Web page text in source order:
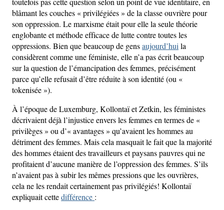
blâmant les couches « privilégiées » de la classe ouvrière pour
son oppression. Le marxisme était pour elle la seule théorie
englobante et méthode efficace de lutte contre toutes les
oppressions. Bien que beaucoup de gensaujourd’huila
considèrent comme une féministe, elle n’a pas écrit beaucoup
sur la question de l’émancipation des femmes, précisément
parce qu’elle refusait d’être réduite à son identité (ou «
tokenisée »).
À l’époque de Luxemburg, Kollontaï et Zetkin, les féministes
décrivaient déjà l’injustice envers les femmes en termes de «
privilèges » ou d’« avantages » qu’avaient les hommes au
détriment des femmes. Mais cela masquait le fait que la majorité
des hommes étaient des travailleurs et paysans pauvres qui ne
profitaient d’aucune manière de l’oppression des femmes. S’ils
n’avaient pas à subir les mêmes pressions que les ouvrières,
cela ne les rendait certainement pas privilégiés! Kollontaï
expliquait cettedifférence :